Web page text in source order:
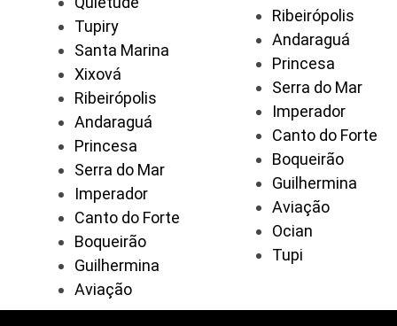
Tupiry
Santa Marina
Xixová
Ribeirópolis
Andaraguá
Princesa
Serra do Mar
Imperador
Canto do Forte
Boqueirão
Guilhermina
Aviação
Ribeirópolis
Andaraguá
Princesa
Serra do Mar
Imperador
Canto do Forte
Boqueirão
Guilhermina
Aviação
Ocian
Tupi